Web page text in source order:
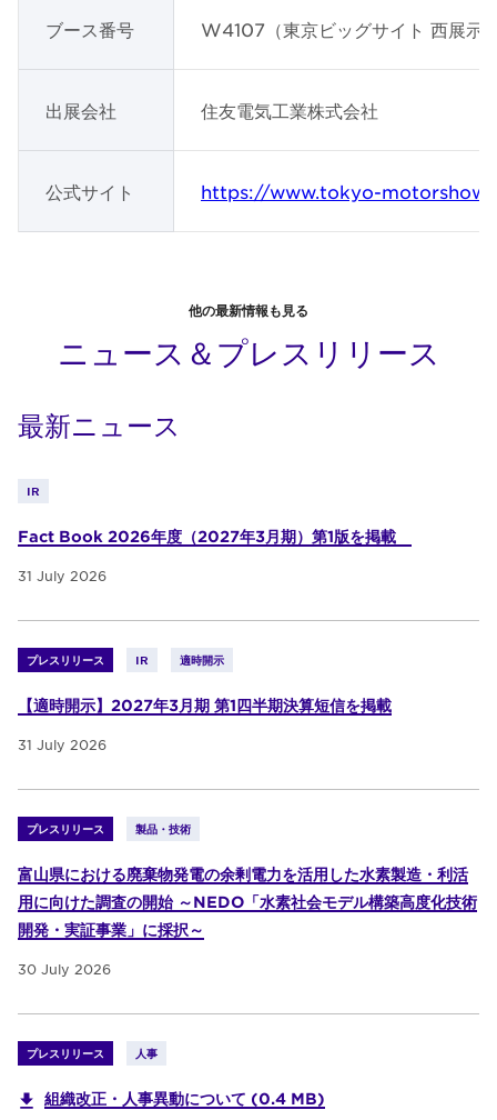
ブース番号 W4107（東京ビッグサイト 西展示
出展会社 住友電気工業株式会社
公式サイト https://www.tokyo-
他の最新情報も見る
ニュース＆プレスリリース
最新ニュース
IR
Fact Book 2026年度（2027年3月期）第1版を掲載
31 July 2026
プレスリリース IR 適時開示
【適時開示】2027年3月期 第1四半期決算短信を掲載
31 July 2026
プレスリリース 製品・技術
富山県における廃棄物発電の余剰電力を活用した水素製造・利活
用に向けた調査の開始 ～NEDO「水素社会モデル構築高度化技術
開発・実証事業」に採択～
30 July 2026
プレスリリース 人事
組織改正・人事異動について (0.4 MB)